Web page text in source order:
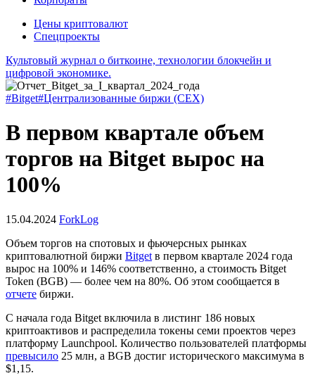
Цены криптовалют
Спецпроекты
Культовый журнал о биткоине, технологии блокчейн и
цифровой экономике.
#Bitget#Централизованные биржи (CEX)
В первом квартале объем
торгов на Bitget вырос на
100%
15.04.2024 ForkLog
Объем торгов на спотовых и фьючерсных рынках
криптовалютной биржи Bitget в первом квартале 2024 года
вырос на 100% и 146% соответственно, а стоимость Bitget
Token (BGB) ― более чем на 80%. Об этом сообщается в
отчете биржи.
С начала года Bitget включила в листинг 186 новых
криптоактивов и распределила токены семи проектов через
платформу Launchpool. Количество пользователей платформы
превысило 25 млн, а BGB достиг исторического максимума в
$1,15.